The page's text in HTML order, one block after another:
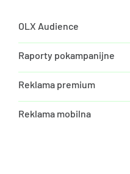
OLX Audience
Raporty pokampanijne
Reklama premium
Reklama mobilna